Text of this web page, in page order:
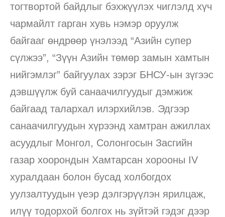
тогтвортой байдлыг бэхжүүлэх чиглэлд хүч
чармайлт гарган хувь нэмэр оруулж
байгааг өндрөөр үнэлээд “Азийн супер
сүлжээ”, “Зүүн Азийн төмөр замын хамтын
нийгэмлэг” байгуулах зэрэг БНСУ-ын зүгээс
дэвшүүлж буй санаачилгуудыг дэмжиж
байгаад талархал илэрхийлэв. Эдгээр
санаачилгуудын хүрээнд хамтран ажиллах
асуудлыг Монгол, Солонгосын Засгийн
газар хоорондын Хамтарсан хорооны IV
хуралдаан болон бусад холбогдох
уулзалтуудын үеэр дэлгэрүүлэн ярилцаж,
илүү тодорхой болгох нь зүйтэй гэдэг дээр